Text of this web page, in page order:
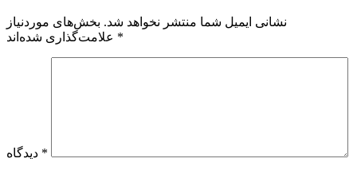
نشانی ایمیل شما منتشر نخواهد شد. بخش‌های موردنیاز
*
*